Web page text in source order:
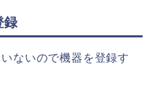
録
ないので機器を登録す